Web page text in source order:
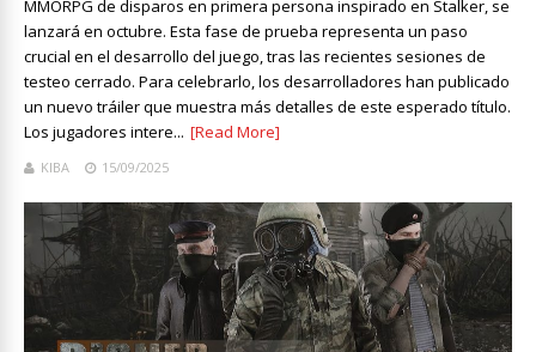
MMORPG de disparos en primera persona inspirado en Stalker, se
lanzará en octubre. Esta fase de prueba representa un paso
crucial en el desarrollo del juego, tras las recientes sesiones de
testeo cerrado. Para celebrarlo, los desarrolladores han publicado
un nuevo tráiler que muestra más detalles de este esperado título.
Los jugadores intere... [Read More]
KIBA 15/09/2025